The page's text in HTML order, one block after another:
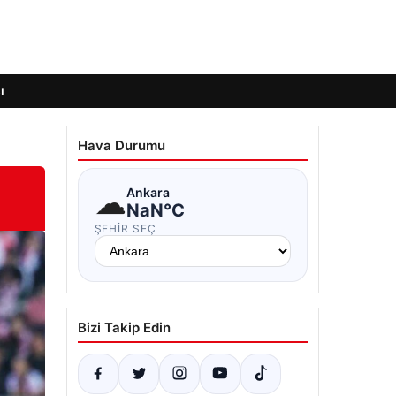
Hava Durumu
☁Ankara
NaN°C
ŞEHIR SEÇ
Bizi Takip Edin